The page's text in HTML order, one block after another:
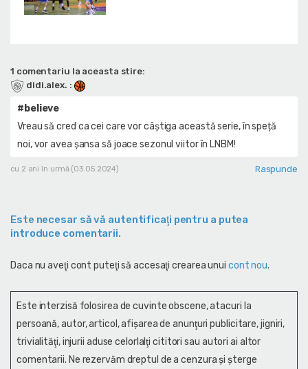
1 comentariu la aceasta stire:
didi.alex. :
#believe
Vreau să cred ca cei care vor câștiga această serie, în speță
noi, vor avea șansa să joace sezonul viitor în LNBM!
cu 2 ani în urmă (03.05.2024) Raspunde
Este necesar să vă autentificaţi pentru a putea
introduce comentarii.
Daca nu aveţi cont puteţi să accesaţi crearea unui cont nou.
Este interzisă folosirea de cuvinte obscene, atacuri la
persoană, autor, articol, afişarea de anunţuri publicitare, jigniri,
trivialităţi, injurii aduse celorlalţi cititori sau autori ai altor
comentarii. Ne rezervăm dreptul de a cenzura și şterge